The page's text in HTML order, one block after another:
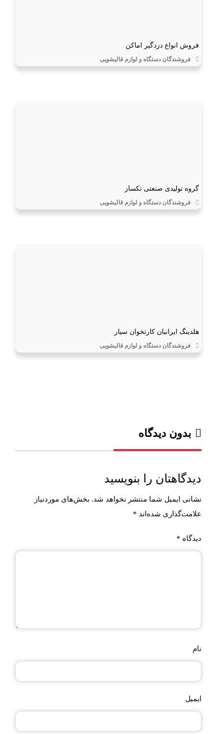
فروش انواع دزدگیر اماکن
فروشندگان دستگاه و لوازم قالیشویی
گروه تولیدی صنعتی تکساز
فروشندگان دستگاه و لوازم قالیشویی
هلدینگ ایرانیان کارتخوان سیار
فروشندگان دستگاه و لوازم قالیشویی
بدون دیدگاه
دیدگاهتان را بنویسید
نشانی ایمیل شما منتشر نخواهد شد. بخش‌های موردنیاز
علامت‌گذاری شده‌اند *
دیدگاه *
نام
ایمیل